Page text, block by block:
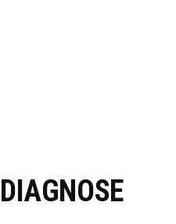
DIAGNOSE